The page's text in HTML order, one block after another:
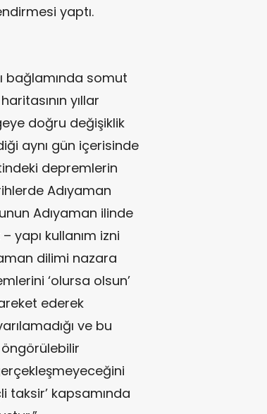
yaptı.
bağlamında somut
yıllar
doğru değişiklik
aynı gün içerisinde
depremlerin
Adıyaman
Adıyaman ilinde
yapı kullanım izni
dilimi nazara
‘olursa olsun’
ederek
ve bu
taksir’ kapsamında